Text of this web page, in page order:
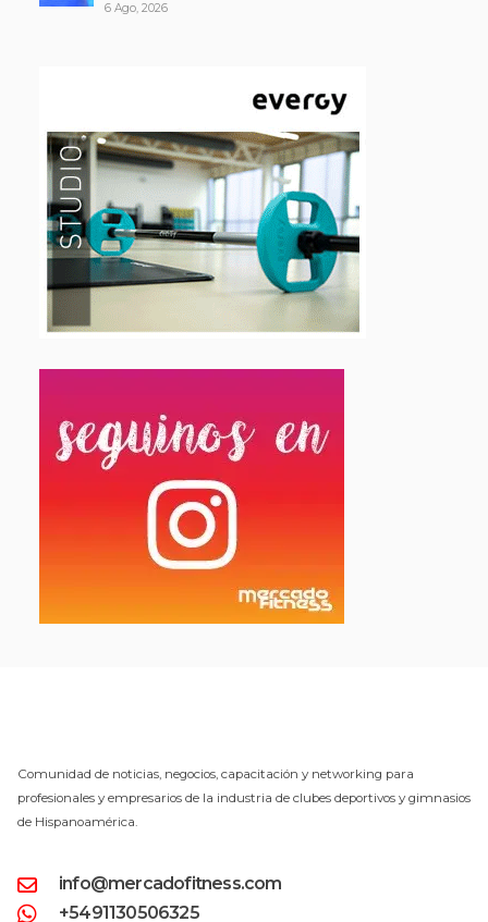
6 Ago, 2026
Comunidad de noticias, negocios, capacitación y networking para
profesionales y empresarios de la industria de clubes deportivos y gimnasios
de Hispanoamérica.
info@mercadofitness.com
+5491130506325